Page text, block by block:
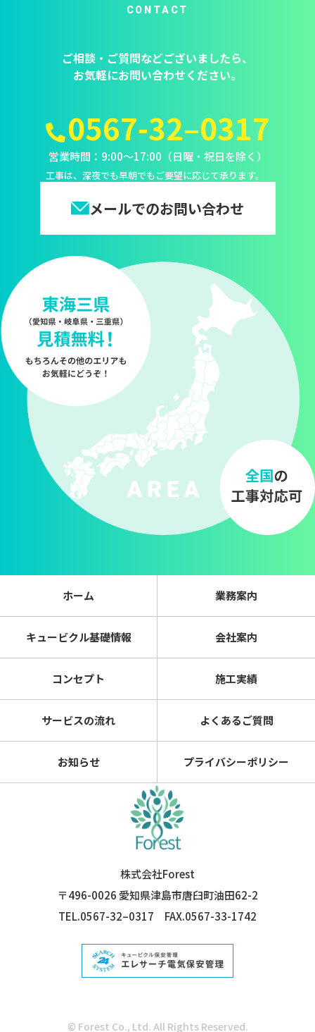
CONTACT
ご相談・ご質問などございましたら、
お気軽にお問い合わせください。
0567-32–0317
営業時間：9:00～17:00（日曜・祝日を除く）
工事は、深夜でも早朝でもご要望に応じて承ります。
メールでのお問い合わせ
株式会社Forest
〒496-0026 愛知県津島市唐臼町油田62-2
TEL.0567-32–0317 FAX.0567-33-1742
ホーム 業務案内
キュービクル基礎情報 会社案内
コンセプト 施工実績
サービスの流れ よくあるご質問
お知らせ プライバシーポリシー
© Forest Co., Ltd. All Rights Reserved.